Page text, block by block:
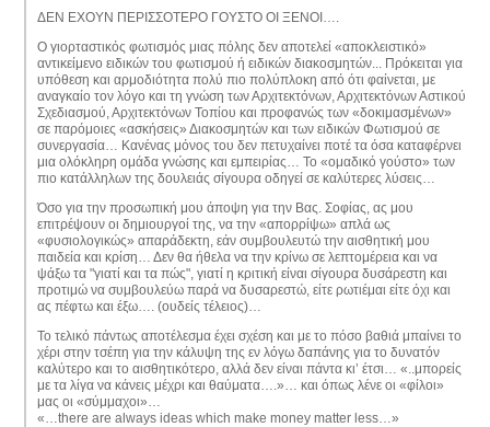
ΔΕΝ ΕΧΟΥΝ ΠΕΡΙΣΣΟΤΕΡΟ ΓΟΥΣΤΟ ΟΙ ΞΕΝΟΙ….
Ο γιορταστικός φωτισμός μιας πόλης δεν αποτελεί «αποκλειστικό»
αντικείμενο ειδικών του φωτισμού ή ειδικών διακοσμητών... Πρόκειται για
υπόθεση και αρμοδιότητα πολύ πιο πολύπλοκη από ότι φαίνεται, με
αναγκαίο τον λόγο και τη γνώση των Αρχιτεκτόνων, Αρχιτεκτόνων Αστικού
Σχεδιασμού, Αρχιτεκτόνων Τοπίου και προφανώς των «δοκιμασμένων»
σε παρόμοιες «ασκήσεις» Διακοσμητών και των ειδικών Φωτισμού σε
συνεργασία… Κανένας μόνος του δεν πετυχαίνει ποτέ τα όσα καταφέρνει
μια ολόκληρη ομάδα γνώσης και εμπειρίας… Το «ομαδικό γούστο» των
πιο κατάλληλων της δουλειάς σίγουρα οδηγεί σε καλύτερες λύσεις…
Όσο για την προσωπική μου άποψη για την Βας. Σοφίας, ας μου
επιτρέψουν οι δημιουργοί της, να την «απορρίψω» απλά ως
«φυσιολογικώς» απαράδεκτη, εάν συμβουλευτώ την αισθητική μου
παιδεία και κρίση… Δεν θα ήθελα να την κρίνω σε λεπτομέρεια και να
ψάξω τα "γιατί και τα πώς", γιατί η κριτική είναι σίγουρα δυσάρεστη και
προτιμώ να συμβουλεύω παρά να δυσαρεστώ, είτε ρωτιέμαι είτε όχι και
ας πέφτω και έξω…. (ουδείς τέλειος)…
Το τελικό πάντως αποτέλεσμα έχει σχέση και με το πόσο βαθιά μπαίνει το
χέρι στην τσέπη για την κάλυψη της εν λόγω δαπάνης για το δυνατόν
καλύτερο και το αισθητικότερο, αλλά δεν είναι πάντα κι’ έτσι… «..μπορείς
με τα λίγα να κάνεις μέχρι και θαύματα….»… και όπως λένε οι «φίλοι»
μας οι «σύμμαχοι»…
«…there are always ideas which make money matter less…»